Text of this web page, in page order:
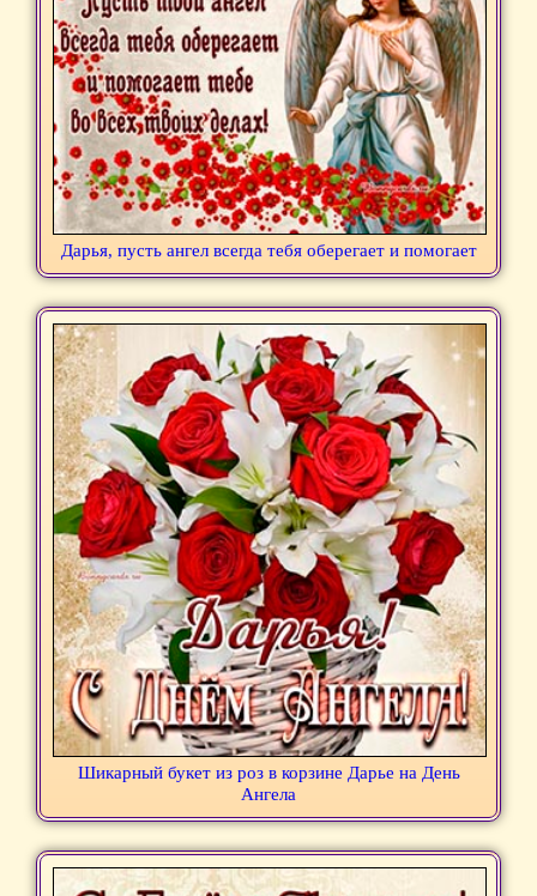
Дарья, пусть ангел всегда тебя оберегает и помогает
Шикарный букет из роз в корзине Дарье на День
Ангела